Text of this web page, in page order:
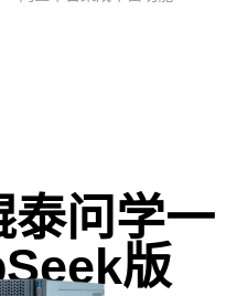
问学一
版